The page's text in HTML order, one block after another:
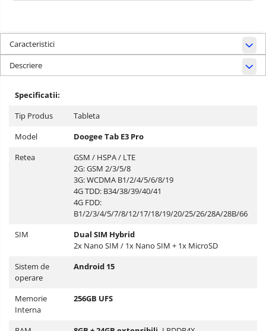
Caracteristici
Descriere
Specificatii:
Tip Produs
Tableta
Model
Doogee Tab E3 Pro
Retea
GSM / HSPA / LTE
2G: GSM 2/3/5/8
3G: WCDMA B1/2/4/5/6/8/19
4G TDD: B34/38/39/40/41
4G FDD:
B1/2/3/4/5/7/8/12/17/18/19/20/25/26/28A/28B/66
SIM
Dual SIM Hybrid
2x Nano SIM / 1x Nano SIM + 1x MicroSD
Sistem de
operare
Android 15
Memorie
Interna
256GB UFS